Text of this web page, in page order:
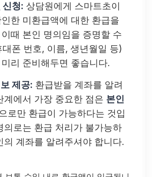
신청: 상담원에게 스마트초이
한 미환급액에 대한 환급을
때 본인 명의임을 증명할 수
폰 번호, 이름, 생년월일 등)
리 준비해두면 좋습니다.
제공: 환급받을 계좌를 알려
계에서 가장 중요한 점은 본인
로만 환급이 가능하다는 것입
의로는 환급 처리가 불가능하
의 계좌를 알려주셔야 합니다.